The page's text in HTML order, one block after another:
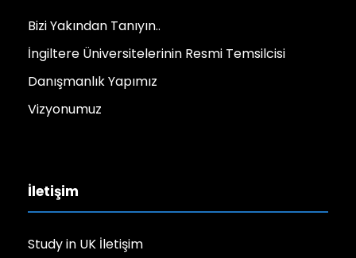
Bizi Yakından Tanıyın..
İngiltere Üniversitelerinin Resmi Temsilcisi
Danışmanlık Yapımız
Vizyonumuz
İletişim
Study in UK İletişim